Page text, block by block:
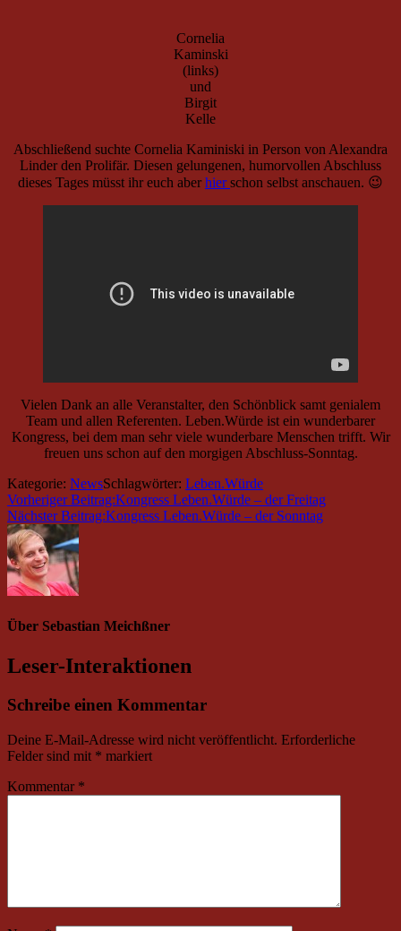
Cornelia
Kaminski
(links)
und
Birgit
Kelle
Abschließend suchte Cornelia Kaminiski in Person von Alexandra
Linder den Prolifär. Diesen gelungenen, humorvollen Abschluss
dieses Tages müsst ihr euch aberhierschon selbst anschauen. 😉
Vielen Dank an alle Veranstalter, den Schönblick samt genialem
Team und allen Referenten. Leben.Würde ist ein wunderbarer
Kongress, bei dem man sehr viele wunderbare Menschen trifft. Wir
freuen uns schon auf den morgigen Abschluss-Sonntag.
Kategorie: NewsSchlagwörter: Leben.Würde
Vorheriger Beitrag:Kongress Leben.Würde – der Freitag
Nächster Beitrag:Kongress Leben.Würde – der Sonntag
Über Sebastian Meichßner
Leser-Interaktionen
Schreibe einen Kommentar
Deine E-Mail-Adresse wird nicht veröffentlicht. Erforderliche
Felder sind mit * markiert
Kommentar *